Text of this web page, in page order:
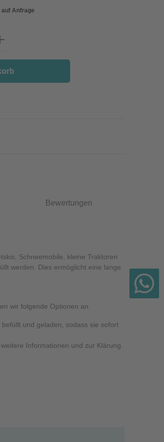
Anfrage
gewünschten Wert ein
Bewertungen
Schneemobile, kleine Traktoren
werden. Dies ermöglicht eine lange
wir folgende Optionen an:
und geladen, sodass sie sofort
Informationen und zur Klärung